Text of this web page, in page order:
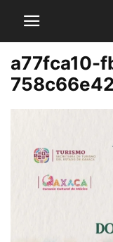
a77fca10-